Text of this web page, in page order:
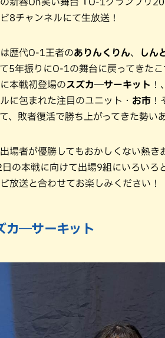
8チャンネルにて生放送！
歴代O-1王者のありんくりん、
しん
5年振りにO-1の舞台に戻ってきた
本戦初登場のスズカ―サーキット
に包まれた注目のユニット・ お市 ！
、敗者復活で勝ち上がってきた勢い
場者が優勝してもおかしくない熱き
の本戦に向けて出場9組にいろいろ
放送と合わせてお楽しみください！
カ―サーキット